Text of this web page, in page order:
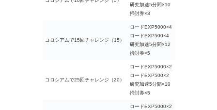
研究加速5分間×10
掃討券×3
コロシアムで15回チャレンジ（15）
ロードEXP5000×4
ロードEXP500×4
研究加速5分間×12
掃討券×5
コロシアムで25回チャレンジ（20）
ロードEXP5000×2
ロードEXP500×2
研究加速5分間×10
掃討券×5
ロードEXP5000×2